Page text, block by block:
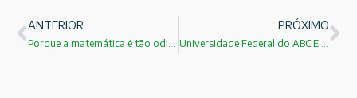
ANTERIOR PRÓXIMO